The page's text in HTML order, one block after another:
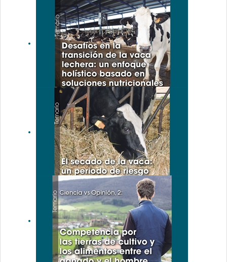
Efecto de la
cetosis
subclínica en
producción
del ganado
Desafíos en
la transición
de la vaca
lechera: un
enfoque
holístico
basado en
soluciones
nutricionales
El secado de
la vaca: un
periodo de
riesgo